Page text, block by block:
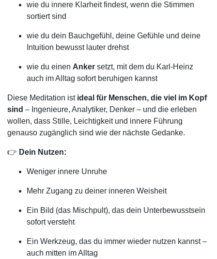
wie du innere Klarheit findest, wenn die Stimmen
sortiert sind
wie du dein Bauchgefühl, deine Gefühle und deine
Intuition bewusst lauter drehst
wie du einen Anker setzt, mit dem du Karl-Heinz
auch im Alltag sofort beruhigen kannst
Diese Meditation ist ideal für Menschen, die viel im Kopf
sind – Ingenieure, Analytiker, Denker – und die erleben
wollen, dass Stille, Leichtigkeit und innere Führung
genauso zugänglich sind wie der nächste Gedanke.
👉 Dein Nutzen:
Weniger innere Unruhe
Mehr Zugang zu deiner inneren Weisheit
Ein Bild (das Mischpult), das dein Unterbewusstsein
sofort versteht
Ein Werkzeug, das du immer wieder nutzen kannst –
auch mitten im Alltag